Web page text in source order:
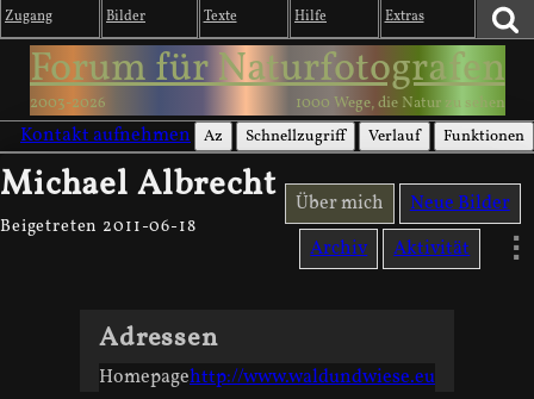
Zugang Bilder Texte Hilfe Extras
Forum für Naturfotografen
2003-2026 1000 Wege, die Natur zu sehen
Kontakt aufnehmen Az Schnellzugriff Verlauf Funktionen
Michael Albrecht
Beigetreten 2011-06-18
Über mich
Neue Bilder
Archiv
Aktivität
Adressen
Homepagehttp://www.waldundwiese.eu